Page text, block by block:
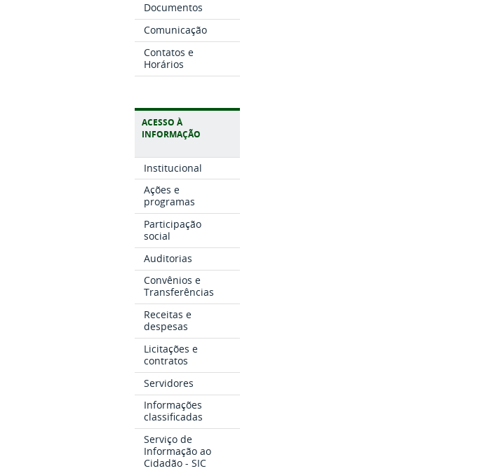
Documentos
Comunicação
Contatos e
Horários
ACESSO À
INFORMAÇÃO
Institucional
Ações e
programas
Participação
social
Auditorias
Convênios e
Transferências
Receitas e
despesas
Licitações e
contratos
Servidores
Informações
classificadas
Serviço de
Informação ao
Cidadão - SIC